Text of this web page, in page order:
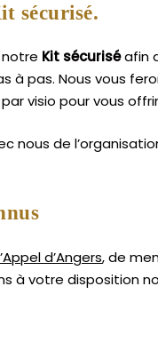
sécurisé.
Kit sécuriséafin
à pas. Nous vous
visio pour vous
nous de
d’Angers, de
à votre disposition